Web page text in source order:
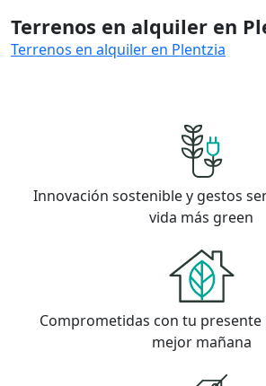
Terrenos en alquiler en
Terrenos en alquiler en Plentzia
Innovación sostenible y gestos
vida más green
Comprometidas con tu presente
mejor mañana